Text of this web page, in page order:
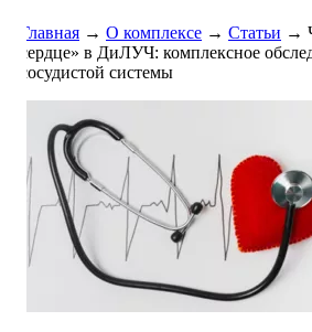
Главная → О комплексе → Статьи →
сердце» в ДиЛУЧ: комплексное
сосудистой системы